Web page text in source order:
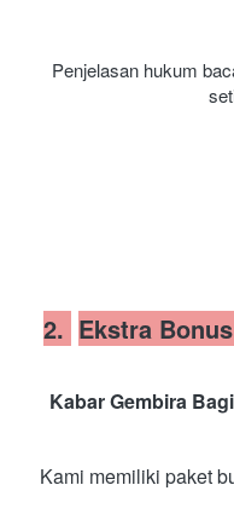
Penjelasan hukum
2. Ekstra
Kabar Gembira
Kami memiliki paket